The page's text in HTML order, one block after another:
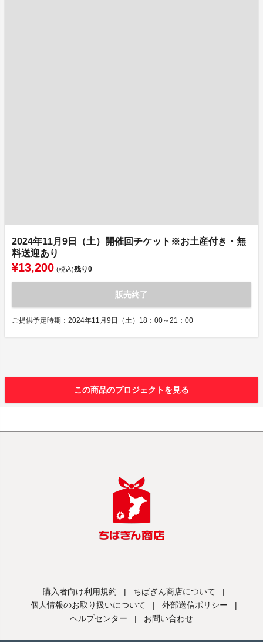
2024年11月9日（土）開催回チケット※お土産付き・無
料送迎あり
¥13,200 (税込)残り0
販売終了
ご提供予定時期：2024年11月9日（土）18：00～21：00
この商品のプロジェクトを見る
購入者向け利用規約 | ちばぎん商店について
|
個人情報のお取り扱いについて
| 外部送信ポリシー
|
ヘルプセンター
| お問い合わせ